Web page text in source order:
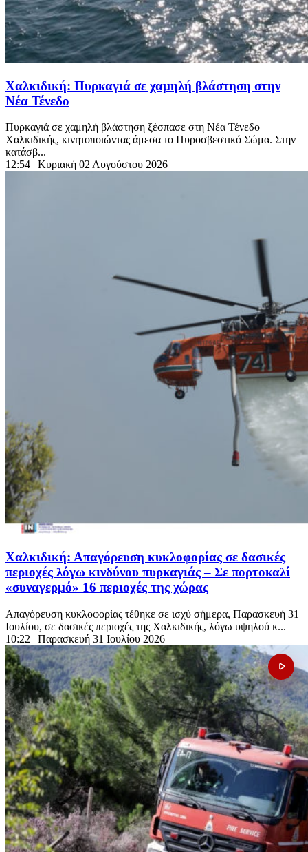
Χαλκιδική: Πυρκαγιά σε χαμηλή βλάστηση στην
Νέα Τένεδο
Πυρκαγιά σε χαμηλή βλάστηση ξέσπασε στη Νέα Τένεδο
Χαλκιδικής, κινητοποιώντας άμεσα το Πυροσβεστικό Σώμα. Στην
κατάσβ...
12:54 | Κυριακή 02 Αυγούστου 2026
Χαλκιδική: Απαγόρευση κυκλοφορίας σε δασικές
περιοχές λόγω κινδύνου πυρκαγιάς – Σε πορτοκαλί
«συναγερμό» 16 περιοχές της χώρας
Απαγόρευση κυκλοφορίας τέθηκε σε ισχύ σήμερα, Παρασκευή 31
Ιουλίου, σε δασικές περιοχές της Χαλκιδικής, λόγω υψηλού κ...
10:22 | Παρασκευή 31 Ιουλίου 2026